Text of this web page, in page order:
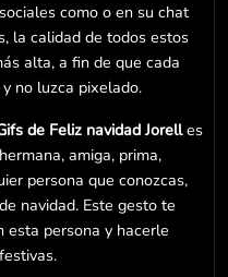
como o en su chat
la calidad de todos estos
alta, a fin de que cada
no luzca pixelado.
de Feliz navidad Jorelles
amiga, prima,
persona que conozcas,
navidad. Este gesto te
persona y hacerle